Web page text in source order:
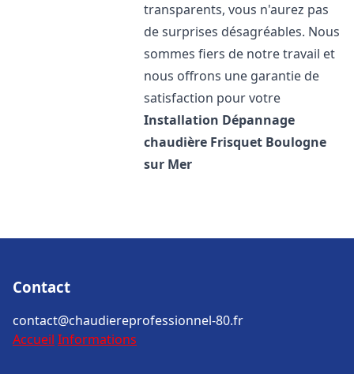
transparents, vous n'aurez pas
de surprises désagréables. Nous
sommes fiers de notre travail et
nous offrons une garantie de
satisfaction pour votre
Installation Dépannage
chaudière Frisquet Boulogne
sur Mer
Contact
contact@chaudiereprofessionnel-80.fr
Accueil Informations